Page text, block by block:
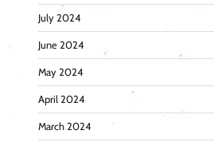
July 2024
June 2024
May 2024
April 2024
March 2024